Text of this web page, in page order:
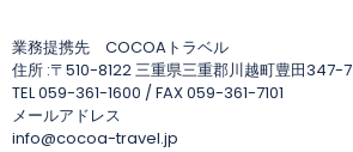
業務提携先 COCOAトラベル
住所 :〒510-8122 三重県三重郡川越町豊田347-7
TEL 059-361-1600 / FAX 059-361-7101
メールアドレス
info@cocoa-travel.jp